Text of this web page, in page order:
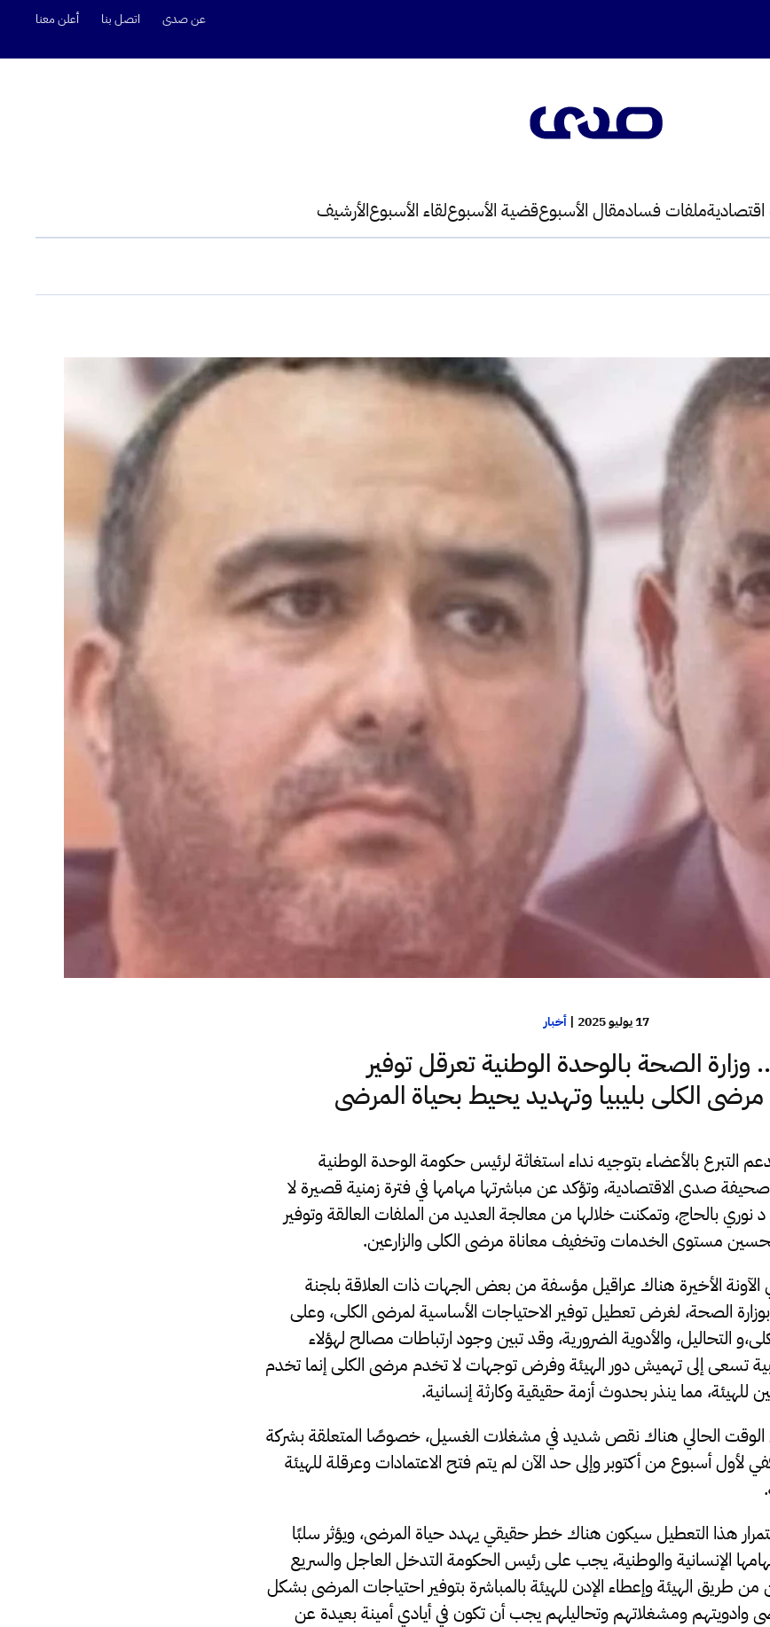
عن صدى اتصل بنا أعلن معنا
ملفات فسادمقال الأسبوعقضية الأسبوعلقاء الأسبوعالأرشيف
17 يوليو 2025 |أخبار
الصحة بالوحدة الوطنية تعرقل توفير
الكلى بليبيا وتهديد يحيط بحياة المرضى
التبرع بالأعضاء بتوجيه نداء استغاثة لرئيس حكومة الوحدة الوطنية
صحيفة صدى الاقتصادية، وتؤكد عن مباشرتها مهامها في فترة زمنية قصيرة لا
د نوري بالحاج، وتمكنت خلالها من معالجة العديد من الملفات العالقة وتوفير
مستوى الخدمات وتخفيف معاناة مرضى الكلى والزارعين.
الآونة الأخيرة هناك عراقيل مؤسفة من بعض الجهات ذات العلاقة بلجنة
الصحة، لغرض تعطيل توفير الاحتياجات الأساسية لمرضى الكلى، وعلى
التحاليل، والأدوية الضرورية، وقد تبين وجود ارتباطات مصالح لهؤلاء
تسعى إلى تهميش دور الهيئة وفرض توجهات لا تخدم مرضى الكلى إنما تخدم
للهيئة، مما ينذر بحدوث أزمة حقيقية وكارثة إنسانية.
الحالي هناك نقص شديد في مشغلات الغسيل، خصوصًا المتعلقة بشركة
لأول أسبوع من أكتوبر وإلى حد الآن لم يتم فتح الاعتمادات وعرقلة للهيئة
هذا التعطيل سيكون هناك خطر حقيقي يهدد حياة المرضى، ويؤثر سلبًا
الإنسانية والوطنية، يجب على رئيس الحكومة التدخل العاجل والسريع
من طريق الهيئة وإعطاء الإدن للهيئة بالمباشرة بتوفير احتياجات المرضى بشكل
وادويتهم ومشغلاتهم وتحاليلهم يجب أن تكون في أيادي أمينة بعيدة عن